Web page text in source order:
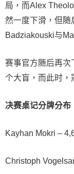
局，而Alex
然一度下滑，但随
Badziakouski与
赛事官方随后再次
个大盲，而此时，
决赛桌记分牌分布
Kayhan Mokri –
Christoph